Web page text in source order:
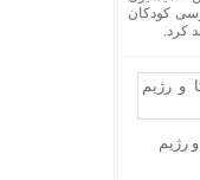
کودکان
کرد.
رژیم